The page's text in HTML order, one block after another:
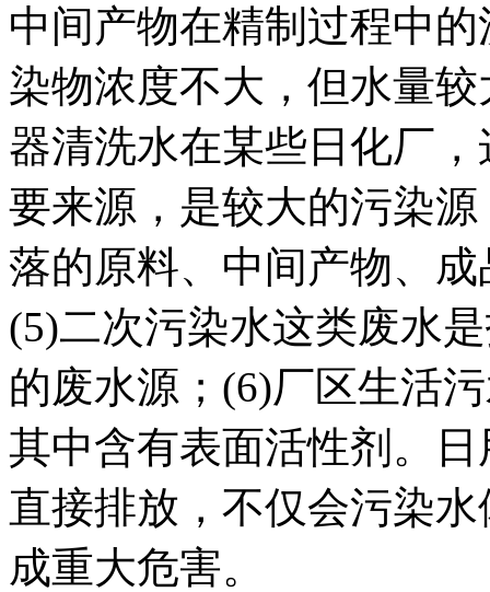
中间产物在精制过程中
染物浓度不大，但水量
器清洗水在某些日化厂
要来源，是较大的污染
落的原料、中间产物、
(5)二次污染水这类废水
的废水源；(6)厂区生活
其中含有表面活性剂。
直接排放，不仅会污染
成重大危害。